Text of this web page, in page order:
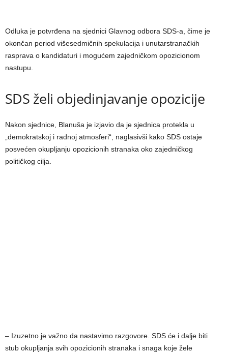
Odluka je potvrđena na sjednici Glavnog odbora SDS-a, čime je
okončan period višesedmičnih spekulacija i unutarstranačkih
rasprava o kandidaturi i mogućem zajedničkom opozicionom
nastupu.
SDS želi objedinjavanje opozicije
Nakon sjednice, Blanuša je izjavio da je sjednica protekla u
„demokratskoj i radnoj atmosferi“, naglasivši kako SDS ostaje
posvećen okupljanju opozicionih stranaka oko zajedničkog
političkog cilja.
– Izuzetno je važno da nastavimo razgovore. SDS će i dalje biti
stub okupljanja svih opozicionih stranaka i snaga koje žele